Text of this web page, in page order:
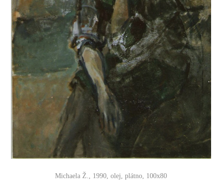
Michaela Ž., 1990, olej, plátno, 100x80